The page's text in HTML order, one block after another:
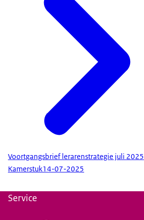
Voortgangsbrief lerarenstrategie juli 2025
Kamerstuk14-07-2025
Service